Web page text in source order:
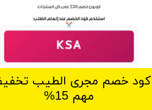
كود خصم مجرى الطيب
مهم 15%